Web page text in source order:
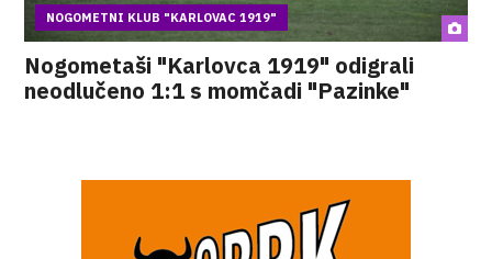
NOGOMETNI KLUB "KARLOVAC 1919"
Nogometaši "Karlovca 1919" odigrali
neodlučeno 1:1 s momčadi "Pazinke"